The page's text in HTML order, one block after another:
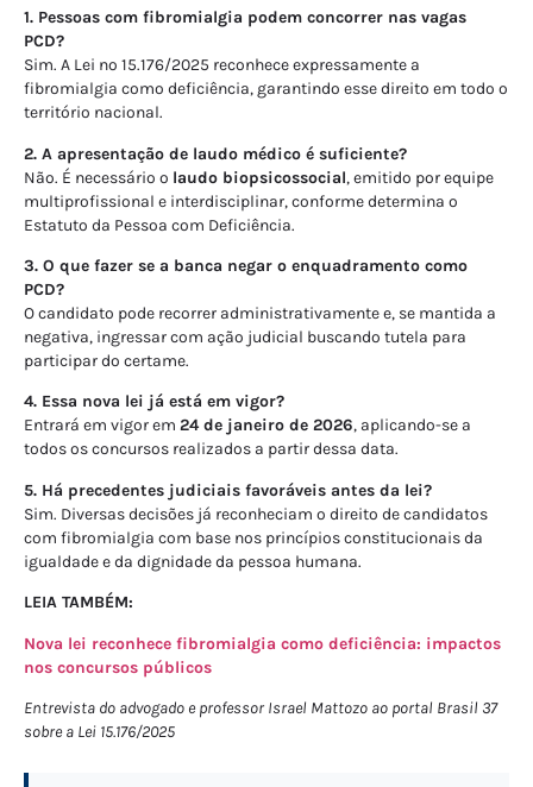
1. Pessoas com fibromialgia podem concorrer nas vagas
PCD?
Sim. A Lei nº 15.176/2025 reconhece expressamente a
fibromialgia como deficiência, garantindo esse direito em todo o
território nacional.
2. A apresentação de laudo médico é suficiente?
Não. É necessário o laudo biopsicossocial, emitido por equipe
multiprofissional e interdisciplinar, conforme determina o
Estatuto da Pessoa com Deficiência.
3. O que fazer se a banca negar o enquadramento como
PCD?
O candidato pode recorrer administrativamente e, se mantida a
negativa, ingressar com ação judicial buscando tutela para
participar do certame.
4. Essa nova lei já está em vigor?
Entrará em vigor em 24 de janeiro de 2026, aplicando-se a
todos os concursos realizados a partir dessa data.
5. Há precedentes judiciais favoráveis antes da lei?
Sim. Diversas decisões já reconheciam o direito de candidatos
com fibromialgia com base nos princípios constitucionais da
igualdade e da dignidade da pessoa humana.
LEIA TAMBÉM:
Nova lei reconhece fibromialgia como deficiência: impactos
nos concursos públicos
Entrevista do advogado e professor Israel Mattozo ao portal Brasil 37
sobre a Lei 15.176/2025